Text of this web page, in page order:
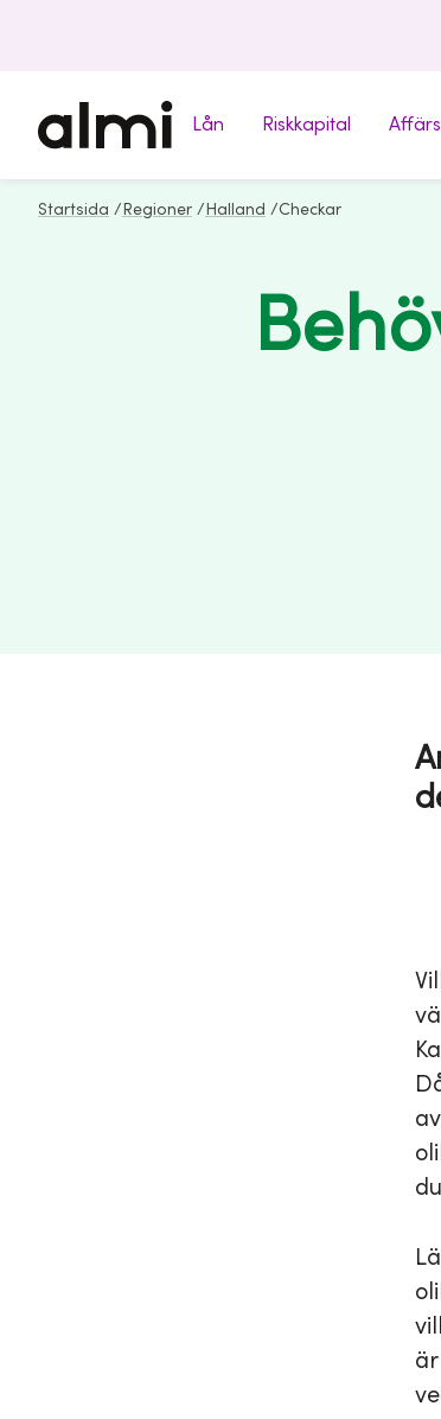
Lån Riskkapital
Startsida / Regioner / Halland /Checkar